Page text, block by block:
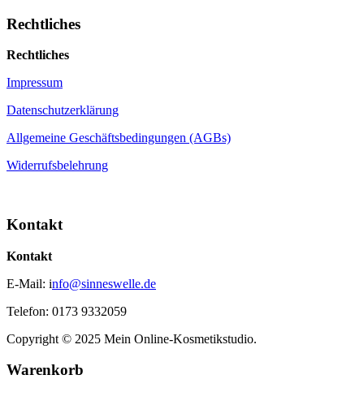
Rechtliches
Rechtliches
Impressum
Datenschutzerklärung
Allgemeine Geschäftsbedingungen (AGBs)
Widerrufsbelehrung
Kontakt
Kontakt
E-Mail: info@sinneswelle.de
Telefon: 0173 9332059
Copyright © 2025 Mein Online-Kosmetikstudio.
Warenkorb